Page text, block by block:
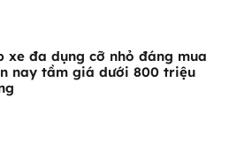
xe đa dụng cỡ nhỏ đáng mua
nay tầm giá dưới 800 triệu